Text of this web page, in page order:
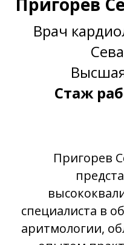
Врач
Стаж
Пригорев
специалиста в
аритмологии,